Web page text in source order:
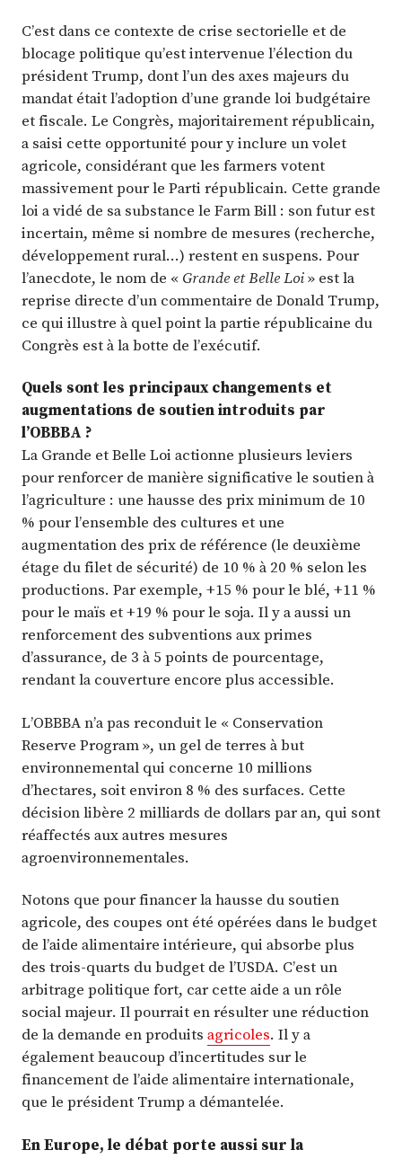
C’est dans ce contexte de crise sectorielle et de
blocage politique qu’est intervenue l’élection du
président Trump, dont l’un des axes majeurs du
mandat était l’adoption d’une grande loi budgétaire
et fiscale. Le Congrès, majoritairement républicain,
a saisi cette opportunité pour y inclure un volet
agricole, considérant que les farmers votent
massivement pour le Parti républicain. Cette grande
loi a vidé de sa substance le Farm Bill : son futur est
incertain, même si nombre de mesures (recherche,
développement rural…) restent en suspens. Pour
l’anecdote, le nom de « Grande et Belle Loi» est la
reprise directe d’un commentaire de Donald Trump,
ce qui illustre à quel point la partie républicaine du
Congrès est à la botte de l’exécutif.
Quels sont les principaux changements et
augmentations de soutien introduits par
l’OBBBA ?
La Grande et Belle Loi actionne plusieurs leviers
pour renforcer de manière significative le soutien à
l’agriculture : une hausse des prix minimum de 10
% pour l’ensemble des cultures et une
augmentation des prix de référence (le deuxième
étage du filet de sécurité) de 10 % à 20 % selon les
productions. Par exemple, +15 % pour le blé, +11 %
pour le maïs et +19 % pour le soja. Il y a aussi un
renforcement des subventions aux primes
d’assurance, de 3 à 5 points de pourcentage,
rendant la couverture encore plus accessible.
L’OBBBA n’a pas reconduit le « Conservation
Reserve Program », un gel de terres à but
environnemental qui concerne 10 millions
d’hectares, soit environ 8 % des surfaces. Cette
décision libère 2 milliards de dollars par an, qui sont
réaffectés aux autres mesures
agroenvironnementales.
Notons que pour financer la hausse du soutien
agricole, des coupes ont été opérées dans le budget
de l’aide alimentaire intérieure, qui absorbe plus
des trois-quarts du budget de l’USDA. C’est un
arbitrage politique fort, car cette aide a un rôle
social majeur. Il pourrait en résulter une réduction
de la demande en produits agricoles. Il y a
également beaucoup d’incertitudes sur le
financement de l’aide alimentaire internationale,
que le président Trump a démantelée.
En Europe, le débat porte aussi sur la